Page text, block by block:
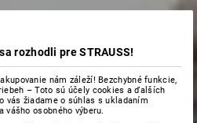
rozhodli pre STRAUSS!
nám záleží! Bezchybné funkcie,
– Toto sú účely cookies a ďalších
vás žiadame o súhlas s ukladaním
vášho osobného výberu.